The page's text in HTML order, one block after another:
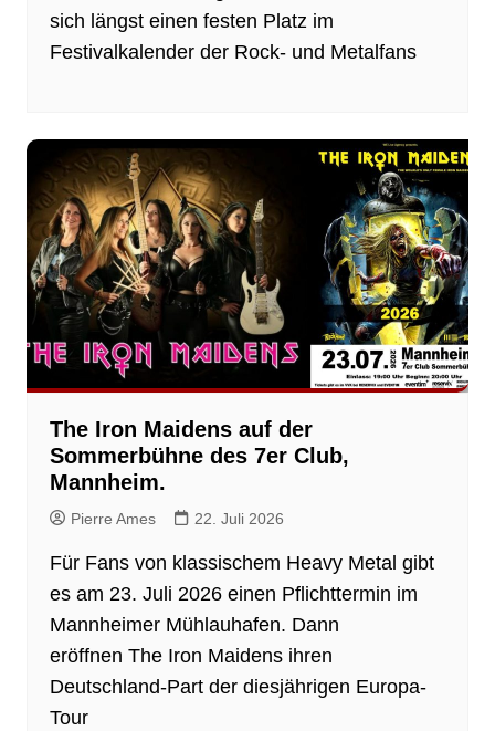
sich längst einen festen Platz im
Festivalkalender der Rock- und Metalfans
The Iron Maidens auf der
Sommerbühne des 7er Club,
Mannheim.
Pierre Ames 22. Juli 2026
Für Fans von klassischem Heavy Metal gibt
es am 23. Juli 2026 einen Pflichttermin im
Mannheimer Mühlauhafen. Dann
eröffnen The Iron Maidens ihren
Deutschland-Part der diesjährigen Europa-
Tour